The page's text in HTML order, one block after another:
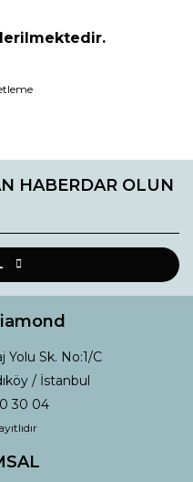
öneri formunu
ederiz.
görüntülenemiyor.
bulunuyor.
HABERDAR OLUN
Yolu Sk. No:1/C
/ İstanbul
30 04